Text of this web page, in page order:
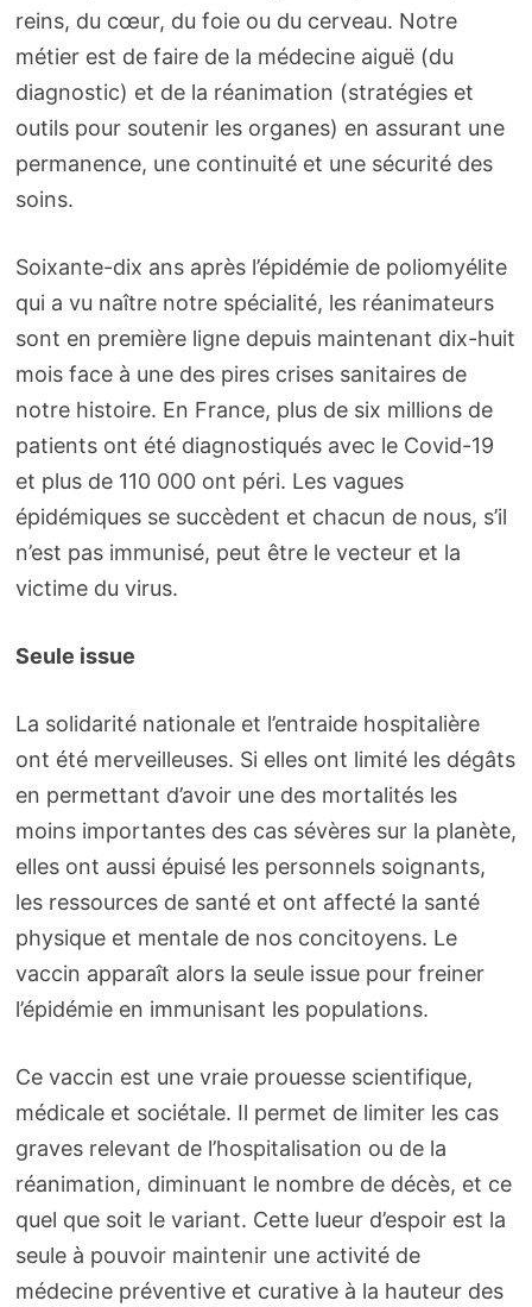
reins, du cœur, du foie ou du cerveau. Notre
métier est de faire de la médecine aiguë (du
diagnostic) et de la réanimation (stratégies et
outils pour soutenir les organes) en assurant une
permanence, une continuité et une sécurité des
soins.
Soixante-dix ans après l’épidémie de poliomyélite
qui a vu naître notre spécialité, les réanimateurs
sont en première ligne depuis maintenant dix-huit
mois face à une des pires crises sanitaires de
notre histoire. En France, plus de six millions de
patients ont été diagnostiqués avec le Covid-19
et plus de 110 000 ont péri. Les vagues
épidémiques se succèdent et chacun de nous, s’il
n’est pas immunisé, peut être le vecteur et la
victime du virus.
Seule issue
La solidarité nationale et l’entraide hospitalière
ont été merveilleuses. Si elles ont limité les dégâts
en permettant d’avoir une des mortalités les
moins importantes des cas sévères sur la planète,
elles ont aussi épuisé les personnels soignants,
les ressources de santé et ont affecté la santé
physique et mentale de nos concitoyens. Le
vaccin apparaît alors la seule issue pour freiner
l’épidémie en immunisant les populations.
Ce vaccin est une vraie prouesse scientifique,
médicale et sociétale. Il permet de limiter les cas
graves relevant de l’hospitalisation ou de la
réanimation, diminuant le nombre de décès, et ce
quel que soit le variant. Cette lueur d’espoir est la
seule à pouvoir maintenir une activité de
médecine préventive et curative à la hauteur des